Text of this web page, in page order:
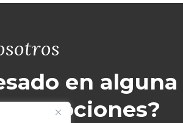
en alguna